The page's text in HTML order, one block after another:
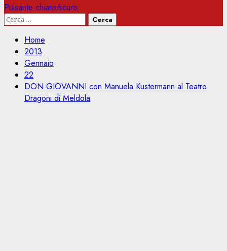
Pulsante chiaro/scuro
Ricerca
Home
2013
Gennaio
22
DON GIOVANNI con Manuela Kustermann al Teatro
Dragoni di Meldola